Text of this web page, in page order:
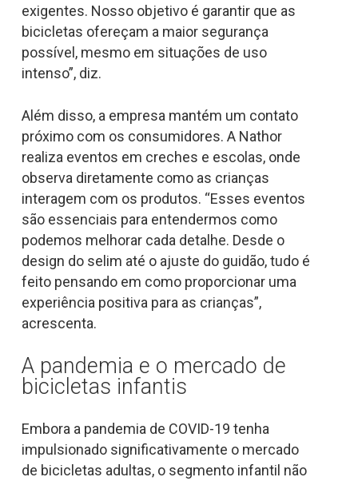
exigentes. Nosso objetivo é garantir que as
bicicletas ofereçam a maior segurança
possível, mesmo em situações de uso
intenso”, diz.
Além disso, a empresa mantém um contato
próximo com os consumidores. A Nathor
realiza eventos em creches e escolas, onde
observa diretamente como as crianças
interagem com os produtos. “Esses eventos
são essenciais para entendermos como
podemos melhorar cada detalhe. Desde o
design do selim até o ajuste do guidão, tudo é
feito pensando em como proporcionar uma
experiência positiva para as crianças”,
acrescenta.
A pandemia e o mercado de
bicicletas infantis
Embora a pandemia de COVID-19 tenha
impulsionado significativamente o mercado
de bicicletas adultas, o segmento infantil não